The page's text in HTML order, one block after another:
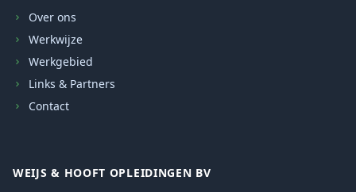
Over ons
Werkwijze
Werkgebied
Links & Partners
Contact
WEIJS & HOOFT OPLEIDINGEN BV